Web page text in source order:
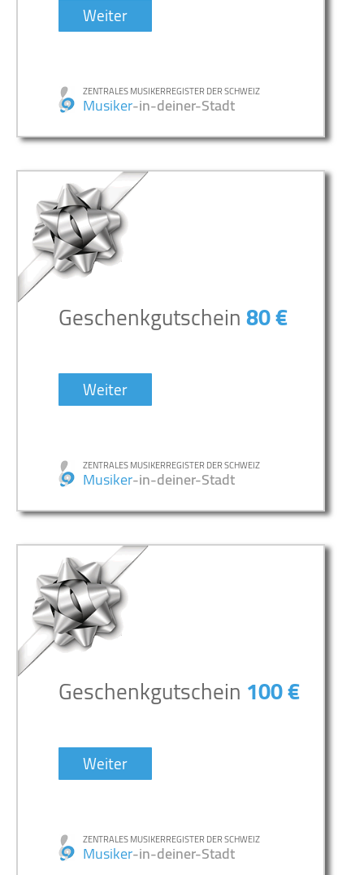
Weiter
ZENTRALES MUSIKERREGISTER DER SCHWEIZ
Musiker-in-deiner-Stadt
Geschenkgutschein80 €
Weiter
ZENTRALES MUSIKERREGISTER DER SCHWEIZ
Musiker-in-deiner-Stadt
Geschenkgutschein 100 €
Weiter
ZENTRALES MUSIKERREGISTER DER SCHWEIZ
Musiker-in-deiner-Stadt